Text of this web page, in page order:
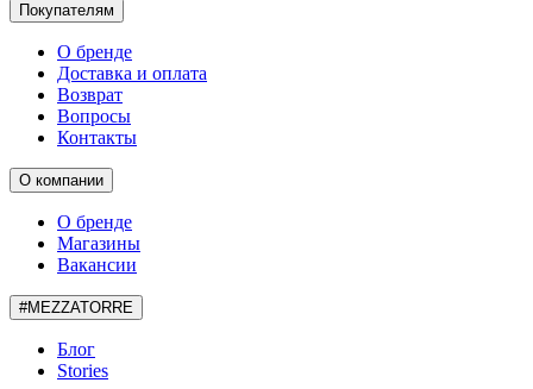
Покупателям
О бренде
Доставка и оплата
Возврат
Вопросы
Контакты
О компании
О бренде
Магазины
Вакансии
#MEZZATORRE
Блог
Stories